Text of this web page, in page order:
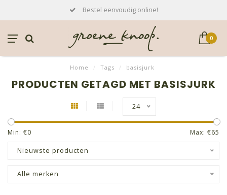
Bestel eenvoudig online!
0
Home / Tags / basisjurk
PRODUCTEN GETAGD MET BASISJURK
24
Min: €0 Max: €65
Nieuwste producten
Alle merken